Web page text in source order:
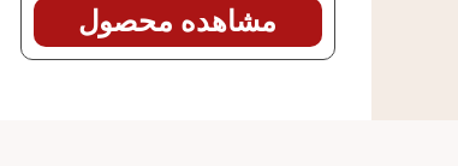
مشاهده محصول